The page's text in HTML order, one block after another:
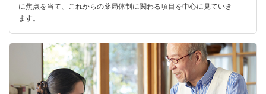
に焦点を当て、これからの薬局体制に関わる項目を中心に見ていき
ます。